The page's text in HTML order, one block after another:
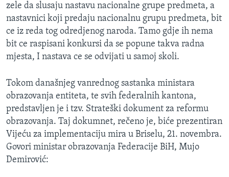
MAGAZIN
O GLASU AMERIKE
Learning English
PRATITE NAS
Jezici
zele da slusaju nastavu nacionalne grupe predmeta, a
nastavnici koji predaju nacionalnu grupu predmeta, bit
ce iz reda tog odredjenog naroda. Tamo gdje ih nema
bit ce raspisani konkursi da se popune takva radna
mjesta, I nastava ce se odvijati u samoj skoli.
Tokom današnjeg vanrednog sastanka ministara
obrazovanja entiteta, te svih federalnih kantona,
predstavljen je i tzv. Strateški dokument za reformu
obrazovanja. Taj dokumnet, rečeno je, biće prezentiran
Vijeću za implementaciju mira u Briselu, 21. novembra.
Govori ministar obrazovanja Federacije BiH, Mujo
Demirović: